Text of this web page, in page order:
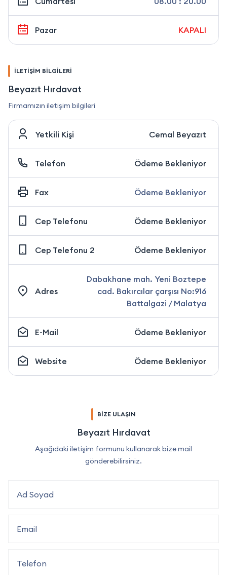
Pazar KAPALI
İLETİŞİM BİLGİLERİ
Beyazıt Hırdavat
Firmamızın iletişim bilgileri
Yetkili Kişi Cemal Beyazıt
Telefon Ödeme Bekleniyor
Fax Ödeme Bekleniyor
Cep Telefonu Ödeme Bekleniyor
Cep Telefonu 2 Ödeme Bekleniyor
Adres
Dabakhane mah. Yeni Boztepe
cad. Bakırcılar çarşısı No:916
Battalgazi / Malatya
E-Mail Ödeme Bekleniyor
Website Ödeme Bekleniyor
BİZE ULAŞIN
Beyazıt Hırdavat
Aşağıdaki iletişim formunu kullanarak bize mail
gönderebilirsiniz.